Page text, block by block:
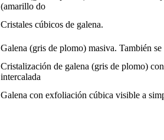
(amarillo do
Cristales cúbicos de galena.
Galena (gris de plomo) masiva. También
Cristalización de galena (gris de plomo)
intercalada
Galena con exfoliación cúbica visible a